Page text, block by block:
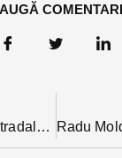
Ce e cu panourile stradale despre reciclare? ADI deseuri anunță că sunt 30, amplasate în tot județul